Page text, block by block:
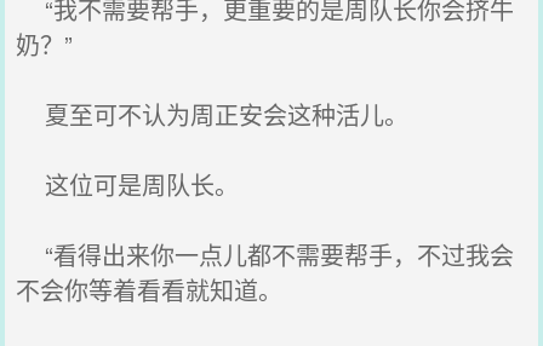
“我不需要帮手，更重要的是周队长你会挤牛
奶？”
夏至可不认为周正安会这种活儿。
这位可是周队长。
“看得出来你一点儿都不需要帮手，不过我会
不会你等着看看就知道。